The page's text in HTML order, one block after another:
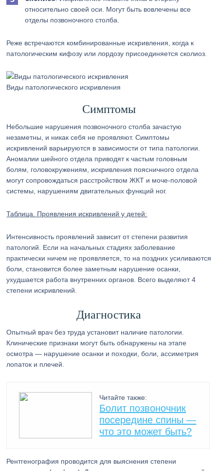
относительно своей оси. Могут быть вовлечены все
отделы позвоночного столба.
Реже встречаются комбинированные искривления, когда к
патологическим кифозу или лордозу присоединяется сколиоз.
Виды патологического искривления
Симптомы
Небольшие нарушения позвоночного столба зачастую
незаметны, и никак себя не проявляют. Симптомы
искривлений варьируются в зависимости от типа патологии.
Аномалии шейного отдела приводят к частым головным
болям, головокружениям, искривления поясничного отдела
могут сопровождаться расстройством ЖКТ и моче-половой
системы, нарушениям двигательных функций ног.
Таблица. Проявления искривлений у детей:
Интенсивность проявлений зависит от степени развития
патологий. Если на начальных стадиях заболевание
практически ничем не проявляется, то на поздних усиливаются
боли, становится более заметным нарушение осанки,
ухудшается работа внутренних органов. Всего выделяют 4
степени искривлений.
Диагностика
Опытный врач без труда установит наличие патологии.
Клинические признаки могут быть обнаружены на этапе
осмотра — нарушение осанки и походки, боли, ассиметрия
лопаток и плечей.
Читайте также:
Болит позвоночник
посередине спины —
что это может быть?
Рентгенография проводится для выяснения степени